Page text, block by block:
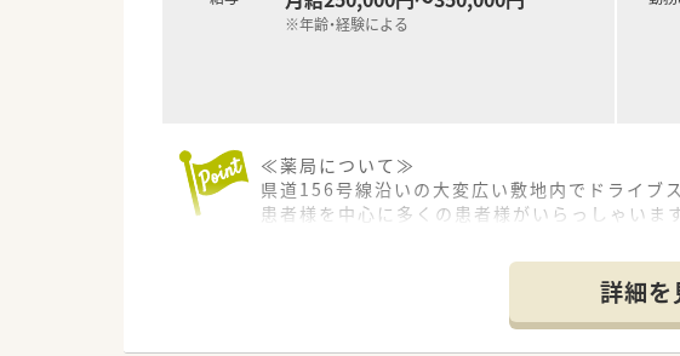
※年齢・経験による
≪薬局について≫
県道156号線沿いの大変広い敷地内でドライブ
患者様を中心に多くの患者様がいらっしゃいま
福岡県に本社を置き、全国43都道府県に店舗展
開業支援まで行っているため、医療機関との関
詳細を